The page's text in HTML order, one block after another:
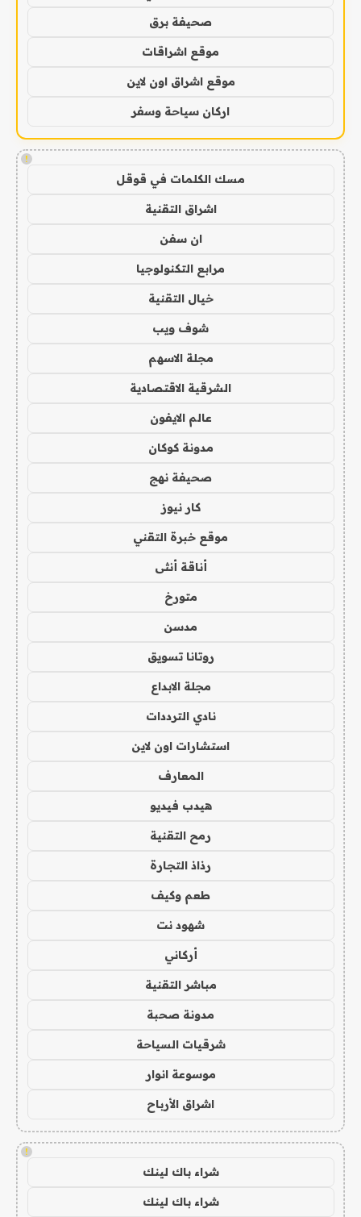
صحيفة برق
موقع اشراقات
موقع اشراق اون لاين
اركان سياحة وسفر
!
مسك الكلمات في قوقل
اشراق التقنية
ان سفن
مرابع التكنولوجيا
خيال التقنية
شوف ويب
مجلة الاسهم
الشرقية الاقتصادية
عالم الايفون
مدونة كوكان
صحيفة نهج
كار نيوز
موقع خبرة التقني
أناقة أنثى
متورخ
مدسن
روتانا تسويق
مجلة الابداع
نادي الترددات
استشارات اون لاين
المعارف
هيدب فيديو
رمح التقنية
رذاذ التجارة
طعم وكيف
شهود نت
أركاني
مباشر التقنية
مدونة صحبة
شرقيات السياحة
موسوعة انوار
اشراق الأرباح
!
شراء باك لينك
شراء باك لينك